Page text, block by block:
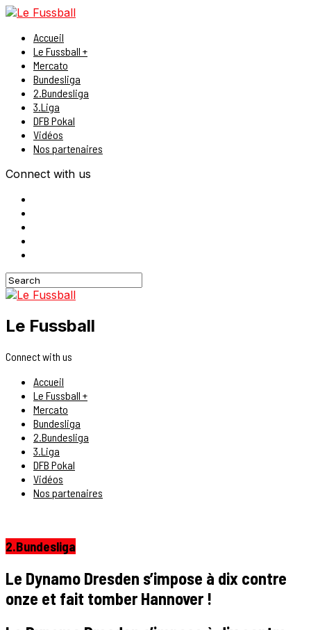
Accueil
Le Fussball +
Mercato
Bundesliga
2.Bundesliga
3.Liga
DFB Pokal
Vidéos
Nos partenaires
Connect with us
Le Fussball
Connect with us
Accueil
Le Fussball +
Mercato
Bundesliga
2.Bundesliga
3.Liga
DFB Pokal
Vidéos
Nos partenaires
2.Bundesliga
Le Dynamo Dresden s’impose à dix contre
onze et fait tomber Hannover !